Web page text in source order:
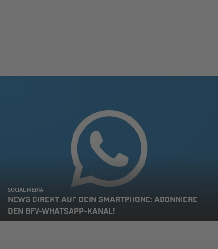
SOCIAL MEDIA
NEWS DIREKT AUF DEIN SMARTPHONE: ABONNIERE
DEN BFV-WHATSAPP-KANAL!